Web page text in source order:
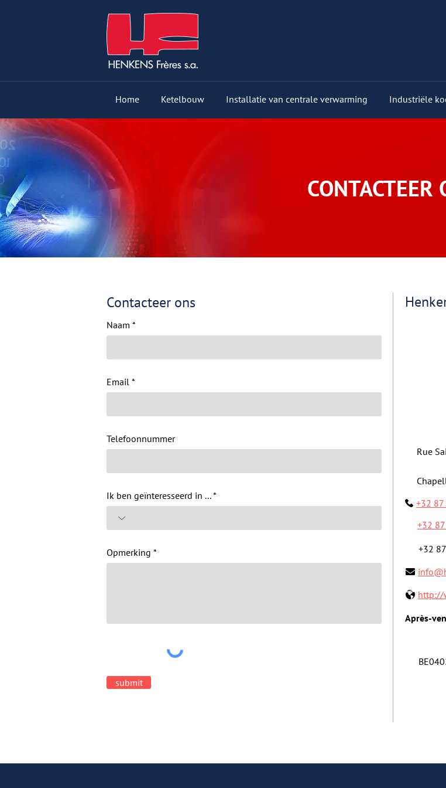
Home Ketelbouw Installatie van centrale verwarming Industriële
CONTACTEER
Contacteer ons
Naam
Email
Telefoonnummer
Ik ben geïnteresseerd in ...
Opmerking
submit
Rue
+32
+32
http://
Après-